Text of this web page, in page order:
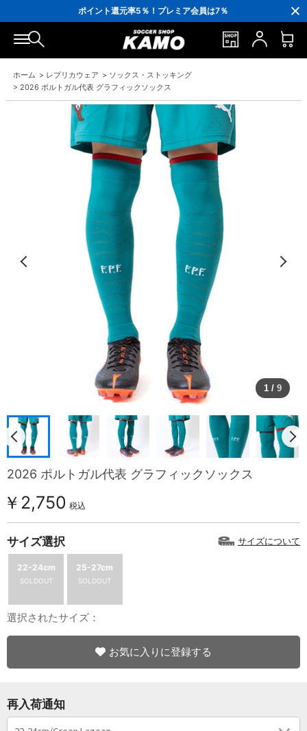
ポイント還元率5％！プレミア会員は7％
会員の方にはお誕生月に「10％OFFクーポン」プレゼント！
16,000円(税込)以上でシューズケースプレゼント！
3,300円(税込)以上で送料無料！
ホーム > レプリカウェア > ソックス・ストッキング
> 2026 ポルトガル代表 グラフィックソックス
1 / 9
2026 ポルトガル代表 グラフィックソックス
￥2,750 税込
サイズ選択 サイズについて
22-24cm
SOLDOUT
25-27cm
SOLDOUT
選択されたサイズ：
お気に入りに登録する
再入荷通知